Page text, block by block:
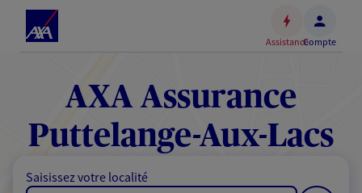
Accéder
contenu
principal
Accéder
au
de
AssistanceCompte
AXA Assurance
Puttelange-Aux-Lacs
Saisissez votre localité